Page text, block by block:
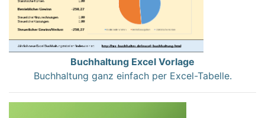
Buchhaltung Excel Vorlage
Buchhaltung ganz einfach per Excel-Tabelle.